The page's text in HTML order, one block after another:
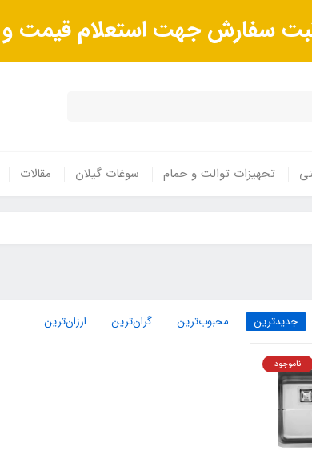
ثبت سفارش جهت استعلام
تجهیزات توالت و حمام سوغات گیلان مقالات
جدیدترین محبوب‌ترین گران‌ترین ارزان‌ترین
ناموجود